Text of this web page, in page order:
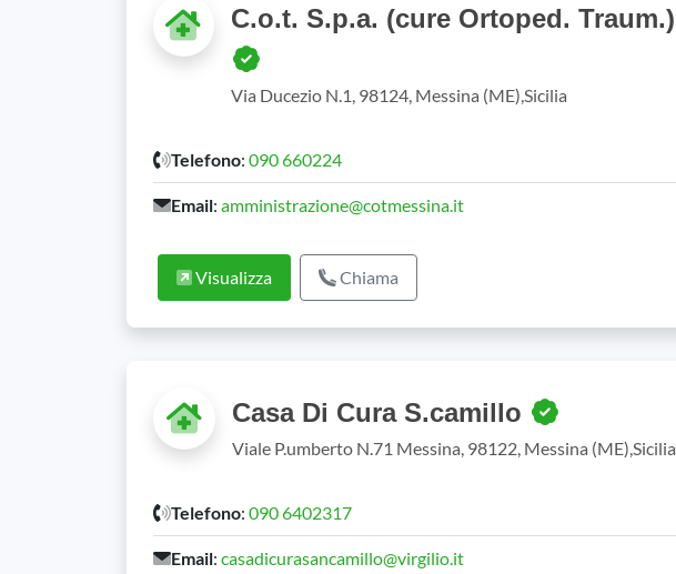
C.o.t. S.p.a. (cure Ortoped. Traum.)
Via Ducezio N.1, 98124, Messina (ME),Sicilia
Telefono: 090 660224
Email: amministrazione@cotmessina.it
Visualizza Chiama
Casa Di Cura S.camillo
Viale P.umberto N.71 Messina, 98122, Messina (ME),Sicilia
Telefono: 090 6402317
Email: casadicurasancamillo@virgilio.it